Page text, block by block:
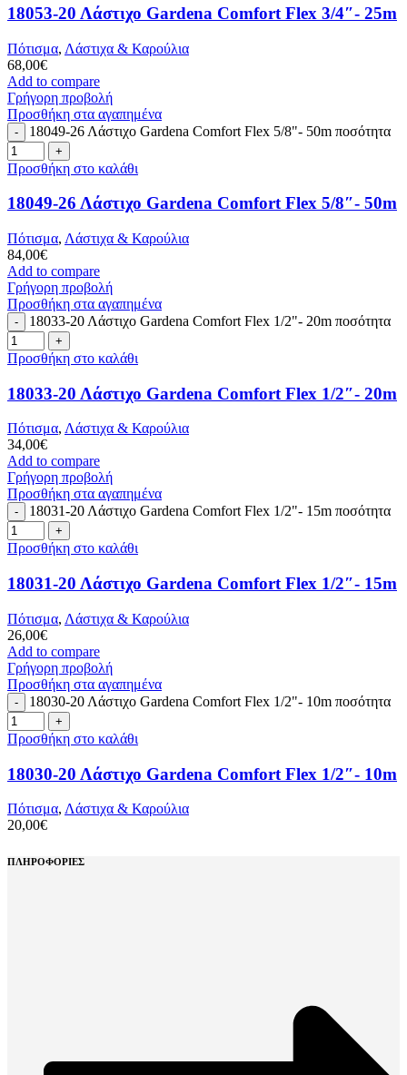
18053-20 Λάστιχο Gardena Comfort Flex 3/4″- 25m
Πότισμα, Λάστιχα & Καρούλια
68,00€
Add to compare
Γρήγορη προβολή
Προσθήκη στα αγαπημένα
18049-26 Λάστιχο Gardena Comfort Flex 5/8"- 50m ποσότητα
Προσθήκη στο καλάθι
18049-26 Λάστιχο Gardena Comfort Flex 5/8″- 50m
Πότισμα, Λάστιχα & Καρούλια
84,00€
Add to compare
Γρήγορη προβολή
Προσθήκη στα αγαπημένα
18033-20 Λάστιχο Gardena Comfort Flex 1/2"- 20m ποσότητα
Προσθήκη στο καλάθι
18033-20 Λάστιχο Gardena Comfort Flex 1/2″- 20m
Πότισμα, Λάστιχα & Καρούλια
34,00€
Add to compare
Γρήγορη προβολή
Προσθήκη στα αγαπημένα
18031-20 Λάστιχο Gardena Comfort Flex 1/2"- 15m ποσότητα
Προσθήκη στο καλάθι
18031-20 Λάστιχο Gardena Comfort Flex 1/2″- 15m
Πότισμα, Λάστιχα & Καρούλια
26,00€
Add to compare
Γρήγορη προβολή
Προσθήκη στα αγαπημένα
18030-20 Λάστιχο Gardena Comfort Flex 1/2"- 10m ποσότητα
Προσθήκη στο καλάθι
18030-20 Λάστιχο Gardena Comfort Flex 1/2″- 10m
Πότισμα, Λάστιχα & Καρούλια
20,00€
ΠΛΗΡΟΦΟΡΙΕΣ